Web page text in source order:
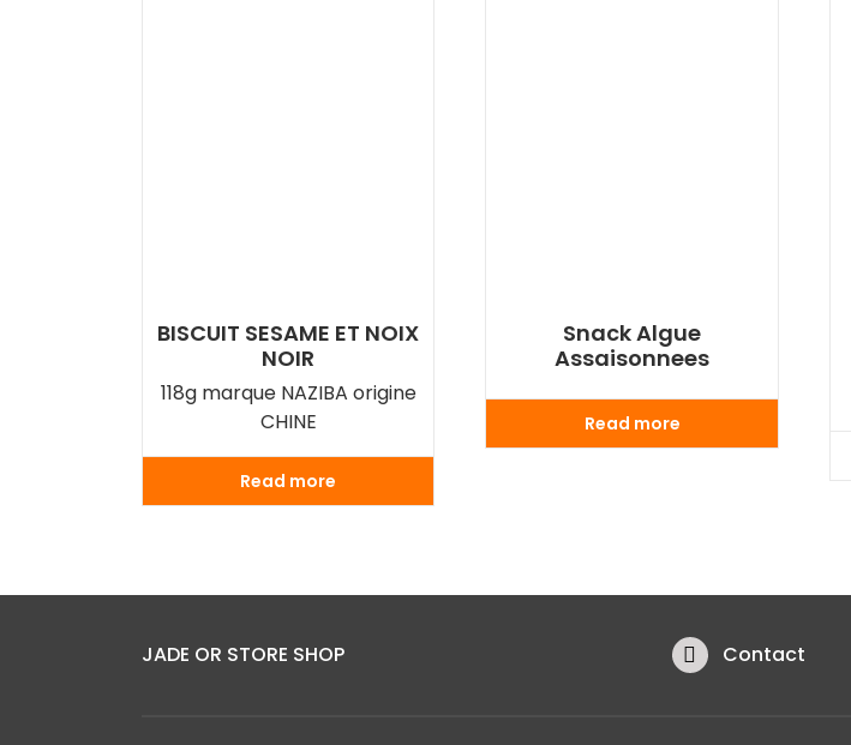
BISCUIT SESAME ET NOIX
NOIR
118g marque NAZIBA origine
CHINE
Read more
Snack Algue
Assaisonnees
Read more
JADE OR STORE SHOP Contact